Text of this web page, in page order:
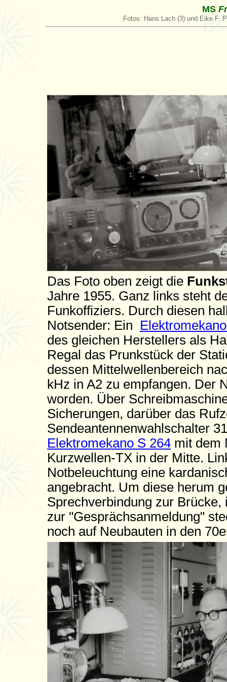
MS
Fotos: Hans Lach (3) und Eike F.
Das Foto oben zeigt die
Jahre 1955. Ganz links steht
Funkoffiziers. Durch diesen
Notsender: Ein
des gleichen Herstellers als
Regal das Prunkstück der
dessen Mittelwellenbereich
kHz in A2 zu empfangen. Der
worden. Über
Sicherungen, darüber das
Sendeantennenwahlschalter
Elektromekano S 264 mit dem
Kurzwellen-TX in der Mitte.
Notbeleuchtung eine
angebracht. Um diese herum
Sprechverbindung zur
zur "Gesprächsanmeldung"
noch auf Neubauten in den